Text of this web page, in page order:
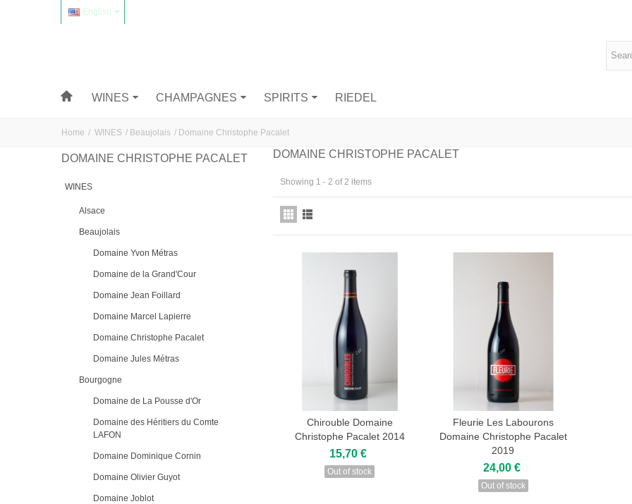
English
WINES CHAMPAGNES SPIRITS RIEDEL
Home / WINES / Beaujolais / Domaine Christophe Pacalet
DOMAINE CHRISTOPHE PACALET
WINES
Alsace
Beaujolais
Domaine Yvon Métras
Domaine de la Grand'Cour
Domaine Jean Foillard
Domaine Marcel Lapierre
Domaine Christophe Pacalet
Domaine Jules Métras
Bourgogne
Domaine de La Pousse d'Or
Domaine des Héritiers du Comte
LAFON
Domaine Dominique Cornin
Domaine Olivier Guyot
Domaine Joblot
DOMAINE CHRISTOPHE PACALET
Showing 1 - 2 of 2 items
View
Chirouble Domaine
Christophe Pacalet 2014
15,70 €
Out of stock
Fleurie Les Labourons
Domaine Christophe Pacalet
2019
24,00 €
Out of stock